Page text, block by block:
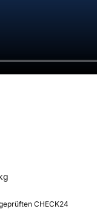
CHECK24